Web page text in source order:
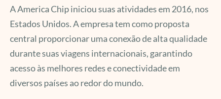
A America Chip iniciou suas atividades em 2016, nos
Estados Unidos. A empresa tem como proposta
central proporcionar uma conexão de alta qualidade
durante suas viagens internacionais, garantindo
acesso às melhores redes e conectividade em
diversos países ao redor do mundo.